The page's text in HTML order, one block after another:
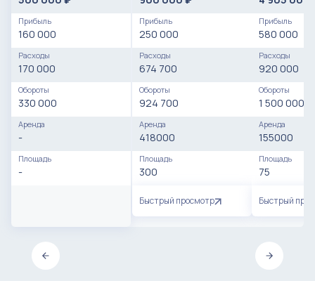
Прибыль
160 000
Расходы
170 000
Обороты
330 000
Аренда
-
Площадь
-
Прибыль
250 000
Расходы
674 700
Обороты
924 700
Аренда
418000
Площадь
300
Быстрый просмотр
Прибыль
580 000
Расходы
920 000
Обороты
1 500 000
Аренда
155000
Площадь
75
Быстрый